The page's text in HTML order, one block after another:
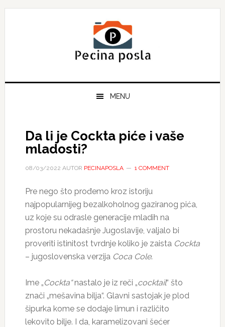
Skip
Skip
Skip
MENU
Da li je Cockta piće i vaše
mladosti?
08/03/2022 AUTOR PECINAPOSLA 1 COMMENT
Pre nego što prođemo kroz istoriju
najpopularnijeg bezalkoholnog gaziranog pića,
uz koje su odrasle generacije mladih na
prostoru nekadašnje Jugoslavije, valjalo bi
proveriti istinitost tvrdnje koliko je zaista Cockta
– jugoslovenska verzija Coca Cole.
Ime „Cockta“nastalo je iz reči „cocktail“ što
znači „mešavina bilja“. Glavni sastojak je plod
šipurka kome se dodaje limun i različito
lekovito bilje. I da, karamelizovani šećer